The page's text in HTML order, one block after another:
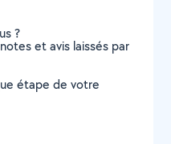
?
et avis laissés par
étape de votre